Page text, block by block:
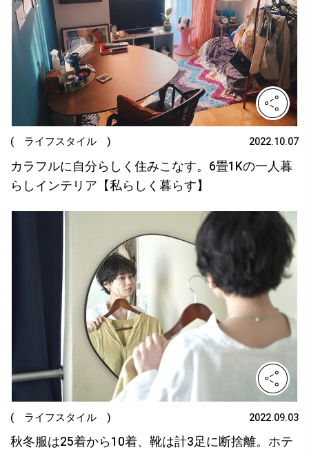
( ライフスタイル ) 2022.10.07
カラフルに自分らしく住みこなす。6畳1Kの一人暮
らしインテリア【私らしく暮らす】
( ライフスタイル ) 2022.09.03
秋冬服は25着から10着、靴は計3足に断捨離。ホテ